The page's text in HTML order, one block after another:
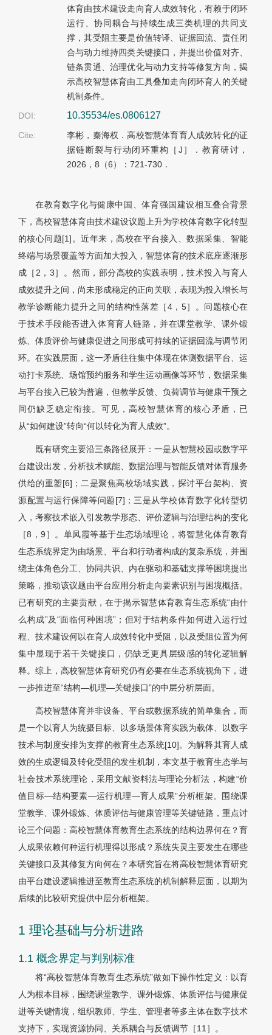
体育由技术建设走向育人成效转化，有赖于闭环
运行、协同耦合与持续生成三类机理的共同支
撑，其受阻主要是价值转译、证据回流、责任闭
合与动力维持四类关键接口，并提出价值对齐、
链条贯通、治理优化与动力支持等修复方向，揭
示高校智慧体育由工具叠加走向闭环育人的关键
机制条件。
DOI:
10.35534/es.0806127
Cite:
李彬，秦海权．高校智慧体育育人成效转化的证
据链断裂与行动闭环重构［J］．教育研讨，
2026，8（6）：721-730．
在教育数字化与健康中国、体育强国建设相互叠合背景
下，高校智慧体育由技术建设议题上升为学校体育数字化转型
的核心问题[1]。近年来，高校在平台接入、数据采集、智能
终端与场景覆盖等方面加大投入，智慧体育的技术底座逐渐形
成［2，3］。然而，部分高校的实践表明，技术投入与育人
成效提升之间，尚未形成稳定的正向关联，表现为投入增长与
教学诊断能力提升之间的结构性落差［4，5］。问题核心在
于技术手段能否进入体育育人链路，并在课堂教学、课外锻
炼、体质评价与健康促进之间形成可持续的证据回流与调节闭
环。在实践层面，这一矛盾往往集中体现在体测数据平台、运
动打卡系统、场馆预约服务和学生运动画像等环节，数据采集
与平台接入已较为普遍，但教学反馈、负荷调节与健康干预之
间仍缺乏稳定衔接。可见，高校智慧体育的核心矛盾，已
从“如何建设”转向“何以转化为育人成效”。
既有研究主要沿三条路径展开：一是从智慧校园或数字平
台建设出发，分析技术赋能、数据治理与智能反馈对体育服务
供给的重塑[6]；二是聚焦高校场域实践，探讨平台架构、资
源配置与运行保障等问题[7]；三是从学校体育数字化转型切
入，考察技术嵌入引发教学形态、评价逻辑与治理结构的变化
［8，9］。单凤霞等基于生态场域理论，将智慧化体育教育
生态系统界定为由场景、平台和行动者构成的复杂系统，并围
绕主体角色分工、协同共识、内在驱动和基础支撑等困境提出
策略，推动该议题由平台应用分析走向要素识别与困境概括。
已有研究的主要贡献，在于揭示智慧体育教育生态系统“由什
么构成”及“面临何种困境”；但对于结构条件如何进入运行过
程、技术建设何以在育人成效转化中受阻，以及受阻位置为何
集中显现于若干关键接口，仍缺乏更具层级感的转化逻辑解
释。综上，高校智慧体育研究仍有必要在生态系统视角下，进
一步推进至“结构—机理—关键接口”的中层分析层面。
高校智慧体育并非设备、平台或数据系统的简单集合，而
是一个以育人为统摄目标、以多场景体育实践为载体、以数字
技术与制度安排为支撑的教育生态系统[10]。为解释其育人成
效的生成逻辑及转化受阻的发生机制，本文基于教育生态学与
社会技术系统理论，采用文献资料法与理论分析法，构建“价
值目标—结构要素—运行机理—育人成果”分析框架。围绕课
堂教学、课外锻炼、体质评估与健康管理等关键链路，重点讨
论三个问题：高校智慧体育教育生态系统的结构边界何在？育
人成果依赖何种运行机理得以形成？系统失灵主要发生在哪些
关键接口及其修复方向何在？本研究旨在将高校智慧体育研究
由平台建设逻辑推进至教育生态系统的机制解释层面，以期为
后续的比较研究提供中层分析框架。
1 理论基础与分析进路
1.1 概念界定与判别标准
将“高校智慧体育教育生态系统”做如下操作性定义：以育
人为根本目标，围绕课堂教学、课外锻炼、体质评估与健康促
进等关键情境，组织教师、学生、管理者等多主体在数字技术
支持下，实现资源协同、关系耦合与反馈调节［11］ 。